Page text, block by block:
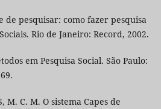
de pesquisar: como fazer pesquisa
Rio de Janeiro: Record, 2002.
em Pesquisa Social. São Paulo:
M. C. M. O sistema Capes de